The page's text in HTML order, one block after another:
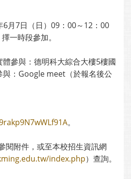
月7日（日）09：00～12：00
一時段參加。
參與：德明科大綜合大樓5樓國
與：Google meet（於報名後公
。
閱附件，或至本校招生資訊網
index.php）查詢。